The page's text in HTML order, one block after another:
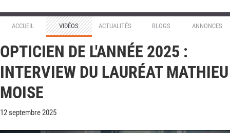
ACCUEIL VIDÉOS ACTUALITÉS BLOGS ANNONCES
OPTICIEN DE L'ANNÉE 2025 :
INTERVIEW DU LAURÉAT MATHIEU
MOISE
12 septembre 2025